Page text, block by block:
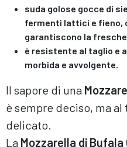
suda golose gocce di
fermenti lattici e fieno,
garantiscono la
è resistente al taglio e
morbida e avvolgente.
Il sapore di una
è sempre deciso, ma al
delicato.
La Mozzarella di Bufala